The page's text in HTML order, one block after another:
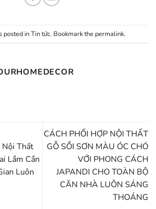
posted inTin tức. Bookmark the permalink.
Nội Thất
Lầm Cần
Luôn
CÁCH PHỐI HỢP NỘI THẤT
GỖ SỒI SƠN MÀU ÓC CHÓ
VỚI PHONG CÁCH
JAPANDI CHO TOÀN BỘ
CĂN NHÀ LUÔN SÁNG
THOÁNG